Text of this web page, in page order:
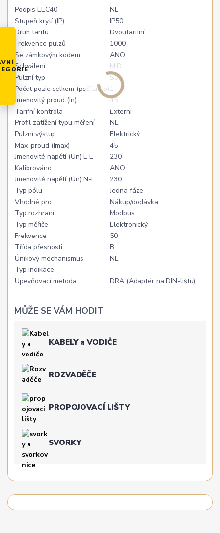
Podpis EEC40
NE
Stupeň krytí (IP)
IP50
Druh tarifu
Dvoutarifní
Frekvence pulzů
1000
Se zámkovým kódem
ANO
Schválení
MID
Pulzní typ
S0
Počet pozic celkem (počítadlo) 1
Jmenovitý proud (In)
45
Tarifní kontrola
Externí
Profil zatížení typu měření
NE
Pulzní výstup
Elektrický
Max. proud (Imax)
45
Jmenovité napětí (Un) L-L
230
Kalibrováno
ANO
Jmenovité napětí (Un) N-L
230
Typ pólu
Jedna fáze
Vhodné pro
Nákup/dodávka
Typ rozhraní
Modbus
Typ měřiče
Elektronický
Frekvence
50
Třída přesnosti
B
Únikový mechanismus
NE
Typ indikace
Upevňovací metoda
DRA (Adaptér na DIN-lištu)
MŮŽE SE VÁM HODIT
KABELY a VODIČE
ROZVADĚČE
PROPOJOVACÍ LIŠTY
SVORKY